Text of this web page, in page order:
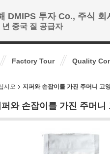
DMIPS 투자 Co., 주식 회
년 중국 질 공급자
Factory Tour Quality
시오 지퍼와 손잡이를 가진 주머니 고
퍼와 손잡이를 가진 주머